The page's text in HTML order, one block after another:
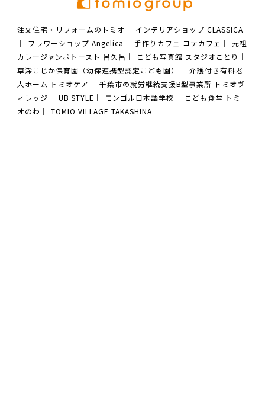
注文住宅・リフォームのトミオ ｜
インテリアショップ CLASSICA
｜
フラワーショップ Angelica ｜ 手作りカフェ コテカフェ ｜
元祖
カレージャンボトースト 呂久呂 ｜ こども写真館 スタジオことり ｜
草深こじか保育園（幼保連携型認定こども園）
｜
介護付き有料老
人ホーム トミオケア ｜
千葉市の就労継続支援B型事業所 トミオヴ
ィレッジ ｜ UB STYLE ｜ モンゴル日本語学校 ｜
こども食堂 トミ
オのわ ｜ TOMIO VILLAGE TAKASHINA